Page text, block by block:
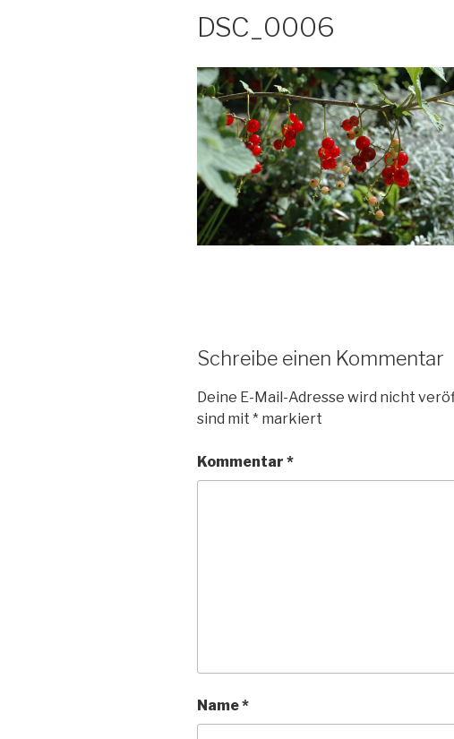
DSC_0006
Schreibe einen Kommentar
Deine E-Mail-Adresse wird nicht
sind mit * markiert
Kommentar *
Name*